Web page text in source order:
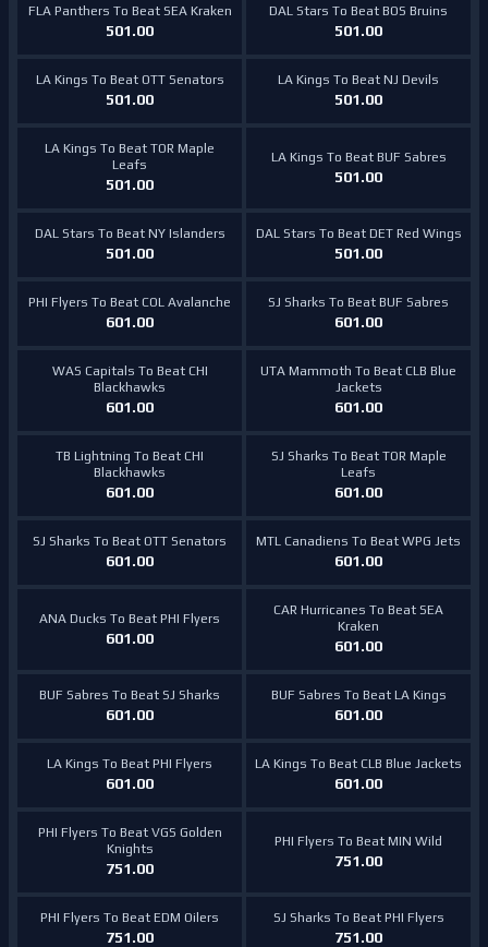
FLA Panthers To Beat SEA Kraken
501.00
DAL Stars To Beat BOS Bruins
501.00
LA Kings To Beat OTT Senators
501.00
LA Kings To Beat NJ Devils
501.00
LA Kings To Beat TOR Maple
Leafs
501.00
LA Kings To Beat BUF Sabres
501.00
DAL Stars To Beat NY Islanders
501.00
DAL Stars To Beat DET Red Wings
501.00
PHI Flyers To Beat COL Avalanche
601.00
SJ Sharks To Beat BUF Sabres
601.00
WAS Capitals To Beat CHI
Blackhawks
601.00
UTA Mammoth To Beat CLB Blue
Jackets
601.00
TB Lightning To Beat CHI
Blackhawks
601.00
SJ Sharks To Beat TOR Maple
Leafs
601.00
SJ Sharks To Beat OTT Senators
601.00
MTL Canadiens To Beat WPG Jets
601.00
ANA Ducks To Beat PHI Flyers
601.00
CAR Hurricanes To Beat SEA
Kraken
601.00
BUF Sabres To Beat SJ Sharks
601.00
BUF Sabres To Beat LA Kings
601.00
LA Kings To Beat PHI Flyers
601.00
LA Kings To Beat CLB Blue Jackets
601.00
PHI Flyers To Beat VGS Golden
Knights
751.00
PHI Flyers To Beat MIN Wild
751.00
PHI Flyers To Beat EDM Oilers
751.00
SJ Sharks To Beat PHI Flyers
751.00